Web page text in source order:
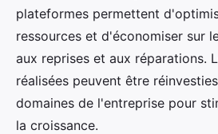
plateformes permettent
ressources et d'économiser sur
aux reprises et aux réparations.
réalisées peuvent être
domaines de l'entreprise pour
la croissance.